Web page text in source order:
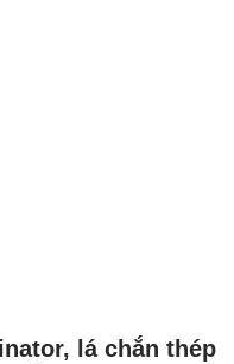
lá chắn thép